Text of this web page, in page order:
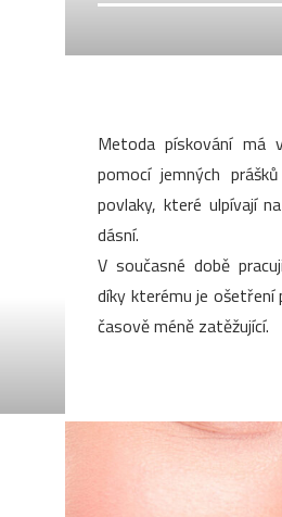
Metoda pískování má
pomocí jemných
povlaky, které ulpívají
dásní.
V současné době
díky kterému je ošetření
časově méně zatěžující.